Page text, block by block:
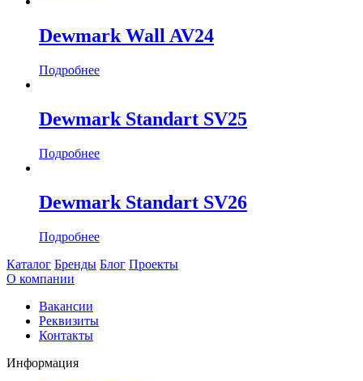
Dewmark Wall AV24
Подробнее
Dewmark Standart SV25
Подробнее
Dewmark Standart SV26
Подробнее
Каталог Бренды Блог Проекты
О компании
Вакансии
Реквизиты
Контакты
Информация